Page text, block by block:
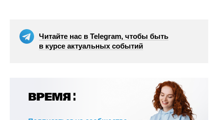
Читайте нас в Telegram, чтобы быть
в курсе актуальных событий